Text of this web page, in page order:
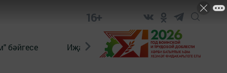
16+
бәйгесе Иҗат Реклама Онлайн